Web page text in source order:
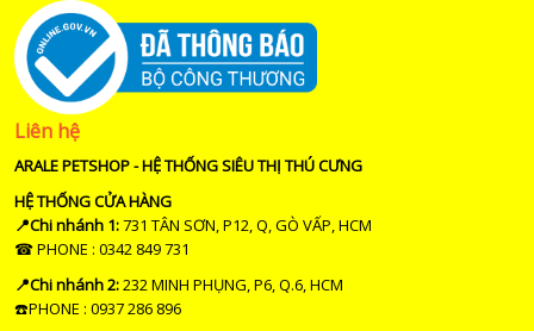
Liên hệ
ARALE PETSHOP - HỆ THỐNG SIÊU THỊ THÚ CƯNG
HỆ THỐNG CỬA HÀNG
📍Chi nhánh 1:731 TÂN SƠN, P12, Q, GÒ VẤP, HCM
☎ PHONE : 0342 849 731
📍Chi nhánh 2:232 MINH PHỤNG, P6, Q.6, HCM
☎️PHONE : 0937 286 896